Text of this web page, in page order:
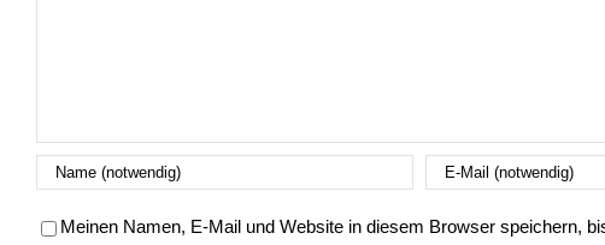
Meinen Namen, E-Mail und Website in diesem Browser speichern,